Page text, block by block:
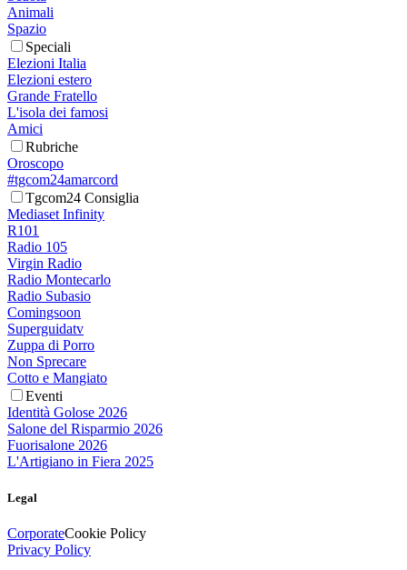
Animali
Spazio
Speciali
Elezioni Italia
Elezioni estero
Grande Fratello
L'isola dei famosi
Amici
Rubriche
Oroscopo
#tgcom24amarcord
Tgcom24 Consiglia
Mediaset Infinity
R101
Radio 105
Virgin Radio
Radio Montecarlo
Radio Subasio
Comingsoon
Superguidatv
Zuppa di Porro
Non Sprecare
Cotto e Mangiato
Eventi
Identità Golose 2026
Salone del Risparmio 2026
Fuorisalone 2026
L'Artigiano in Fiera 2025
Legal
CorporateCookie Policy
Privacy Policy